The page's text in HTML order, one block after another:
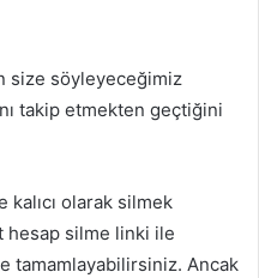
size söyleyeceğimiz
takip etmekten geçtiğini
kalıcı olarak silmek
hesap silme linki ile
tamamlayabilirsiniz. Ancak